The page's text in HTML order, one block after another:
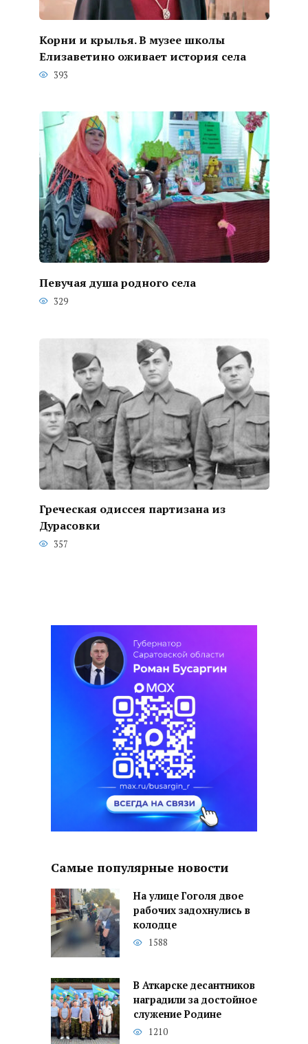
Корни и крылья. В музее школы
Елизаветино оживает история села
393
Певучая душа родного села
329
Греческая одиссея партизана из
Дурасовки
357
Самые популярные новости
На улице Гоголя двое
рабочих задохнулись в
колодце
1588
В Аткарске десантников
наградили за достойное
служение Родине
1210